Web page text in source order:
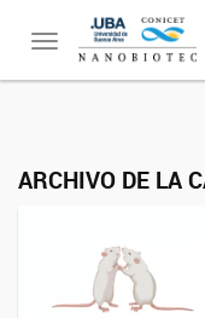
Toggle
navigation
ARCHIVO DE LA